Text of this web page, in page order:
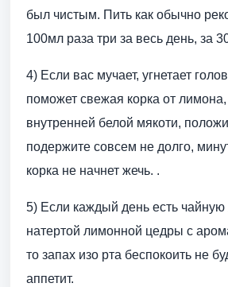
был чистым. Пить как обычно
100мл раза три за весь день, за
4) Если вас мучает, угнетает
поможет свежая корка от лимона,
внутренней белой мякоти,
подержите совсем не долго,
корка не начнет жечь. .
5) Если каждый день есть чайную
натертой лимонной цедры с
то запах изо рта беспокоить не
аппетит.